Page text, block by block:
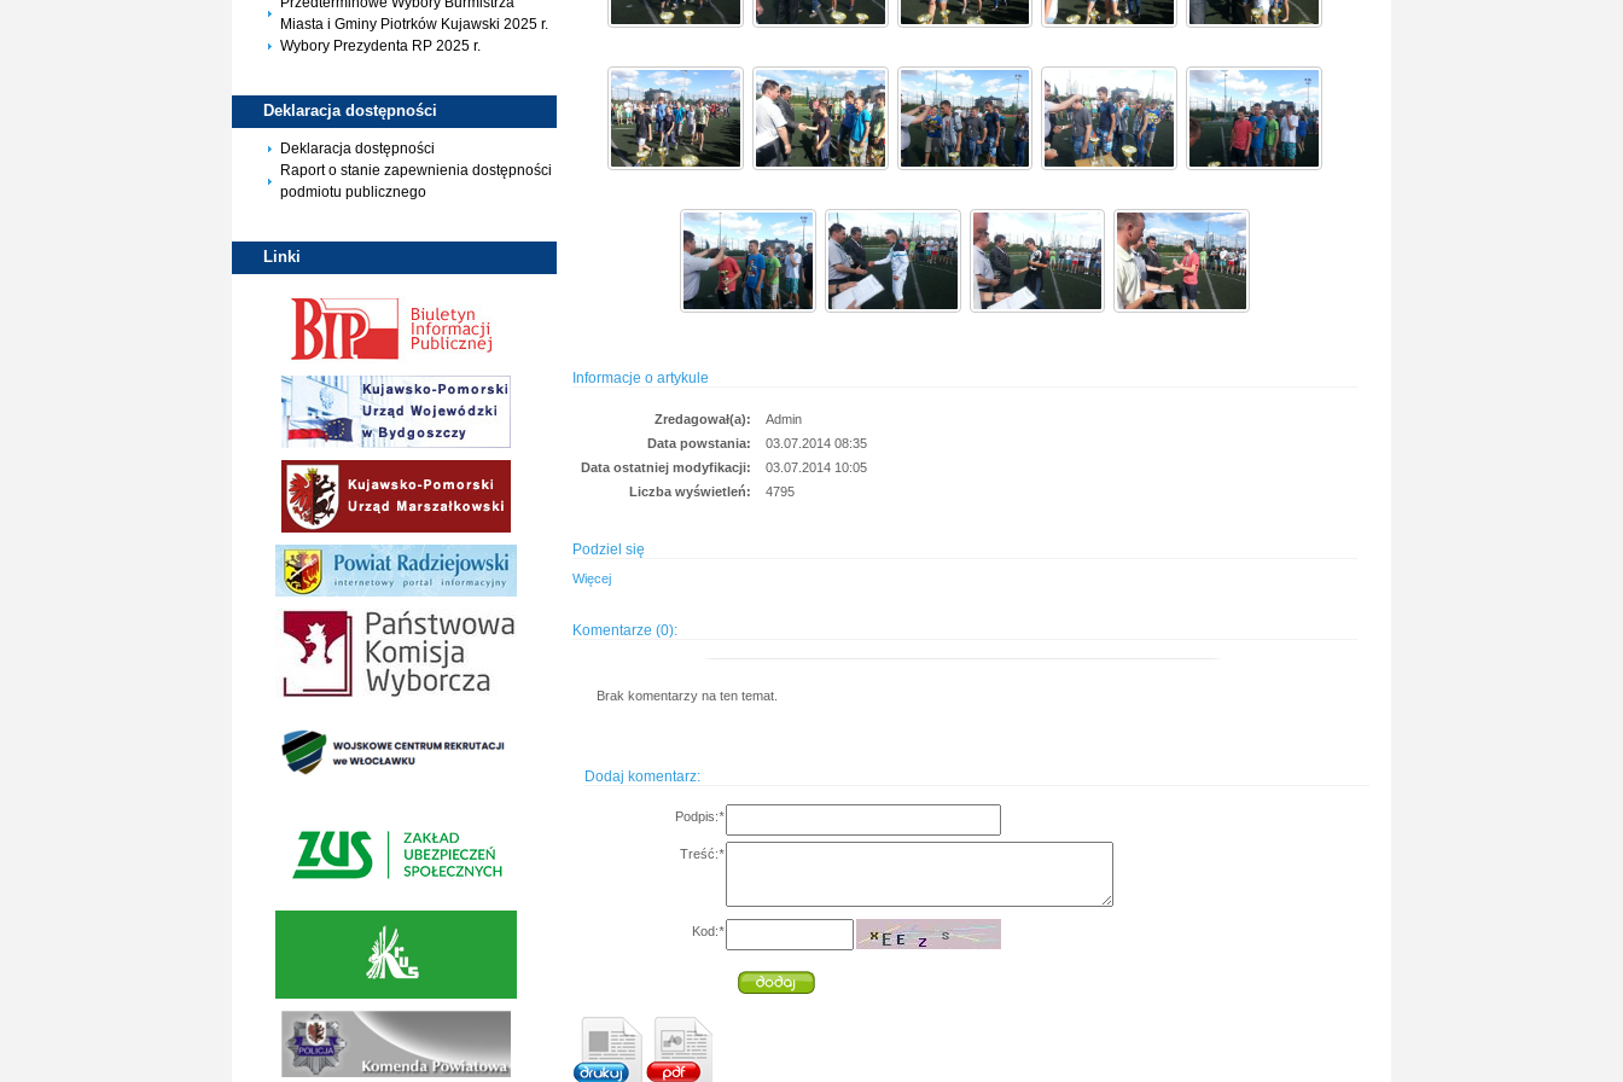
Miasta i Gminy Piotrków Kujawski 2025 r.
Wybory Prezydenta RP 2025 r.
Deklaracja dostępności
Deklaracja dostępności
Raport o stanie zapewnienia dostępności
podmiotu publicznego
Linki
Informacje o artykule
Zredagował(a):
Admin
Data powstania:
03.07.2014 08:35
Data ostatniej modyfikacji:
03.07.2014 10:05
Liczba wyświetleń:
4795
Podziel się
Więcej
Komentarze (0):
Brak komentarzy na ten temat.
Dodaj komentarz:
Podpis:*
Treść:*
Kod:*